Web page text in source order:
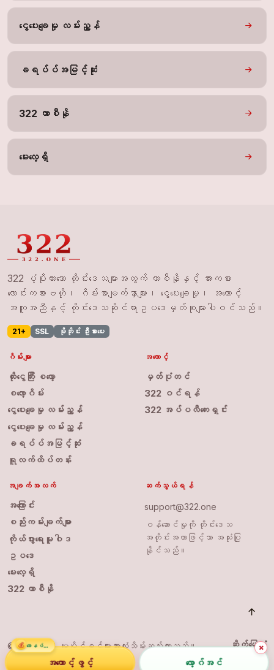
ငွေပေးချေမှု လမ်းညွှန်
ခရပ်ပ်အမြင့်ဆုံး
322 ကာစီနို
မေးလေ့ရှိ
322 ပံ့ပိုးထားသော တိုင်းဒေသများအတွက် ကာစီနိုနှင့် အားကစား
လောင်းကစားဗဟို၊ ဂိမ်းစာမျက်နှာများ၊ ငွေပေးချေမှု၊ အကောင့်
အကူအညီနှင့် တိုင်းဒေသဆိုင်ရာဥပဒေမှတ်စုများပါဝင်သည်။
21+ SSL မိုဘိုင်း ဦးစားပေး
ဂိမ်းများ
ထိုးငွေကြီး စလော့
စလော့ဂိမ်း
ငွေပေးချေမှု လမ်းညွှန်
ငွေပေးချေမှု လမ်းညွှန်
ခရပ်ပ်အမြင့်ဆုံး
ရူလက်ထိပ်တန်း
အကောင့်
မှတ်ပုံတင်
322 ဝင်ရန်
322 အပ်ပလီကေးရှင်း
အချက်အလက်
အကြောင်း
စည်းကမ်းချက်များ
ကိုယ်ပွားရေးမူဝါဒ
ဥပဒေ
မေးလေ့ရှိ
322 ကာစီနို
ဆက်သွယ်ရန်
support@322.one
ဝန်ဆောင်မှုကို တိုင်းဒေသ
အတိုင်းအတာဖြင့်သာ အသုံးပြု
နိုင်သည်။
© 2026 322. မူပိုင်ခွင့်များအားလုံးသိမ်းဆည်းထားသည်။ ဆိုက်မြေပုံ
💰 ဘောနပ်စ်
အကောင့်ဖွင့် လော့ဂ်အင်
×